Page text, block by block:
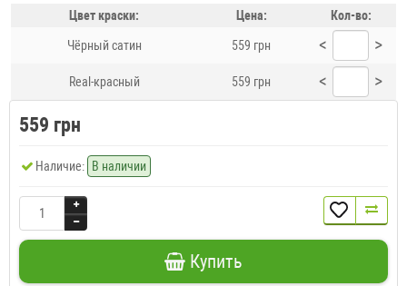
Цвет краски: Цена: Кол-во:
Чёрный сатин 559 грн < >
Real-красный 559 грн < >
559 грн
Наличие: В наличии
Купить